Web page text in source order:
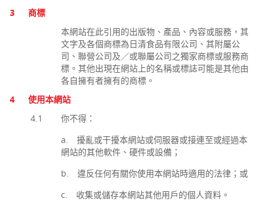
3
商標
本網站在此引用的出版物、產品、內容或服務，其
文字及各個商標為日清食品有限公司、其附屬公
司、聯營公司及／或聯屬公司之獨家商標或服務商
標。其他出現在網站上的名稱或標誌可能是其他由
各自擁有者擁有的商標。
4
使用本網站
4.1
你不得：
a. 擾亂或干擾本網站或伺服器或接連至或經過本
網站的其他軟件、硬件或設備；
b. 違反任何有關你使用本網站時適用的法律；或
c. 收集或儲存本網站其他用戶的個人資料。